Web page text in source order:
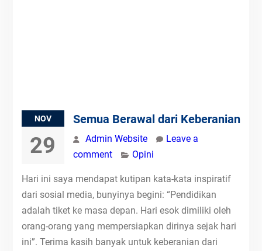
NOV
29
Semua Berawal dari Keberanian
Admin Website
Leave a
comment
Opini
Hari ini saya mendapat kutipan kata-kata inspiratif
dari sosial media, bunyinya begini: “Pendidikan
adalah tiket ke masa depan. Hari esok dimiliki oleh
orang-orang yang mempersiapkan dirinya sejak hari
ini”. Terima kasih banyak untuk keberanian dari